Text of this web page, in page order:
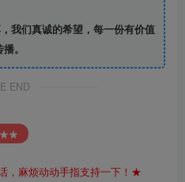
我们真诚的希望，每一份有价值
。
END
，麻烦动动手指支持一下！★